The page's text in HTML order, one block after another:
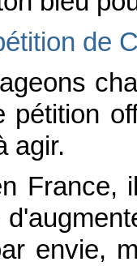
de
pétition
agir.
France,
envie,